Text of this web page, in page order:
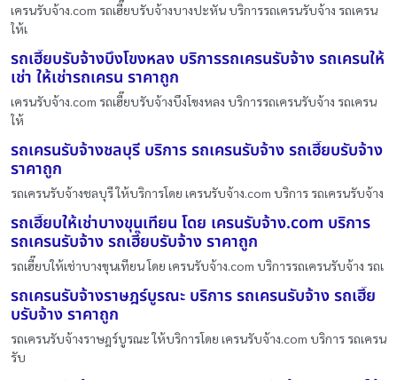
เครนรับจ้าง.com รถเฮี๊ยบรับจ้างบางปะหัน บริการรถเครนรับจ้าง รถเครน
ให้เ
รถเฮี๊ยบรับจ้างบึงโขงหลง บริการรถเครนรับจ้าง รถเครนให้
เช่า ให้เช่ารถเครน ราคาถูก
เครนรับจ้าง.com รถเฮี๊ยบรับจ้างบึงโขงหลง บริการรถเครนรับจ้าง รถเครน
ให้
รถเครนรับจ้างชลบุรี บริการ รถเครนรับจ้าง รถเฮี๊ยบรับจ้าง
ราคาถูก
รถเครนรับจ้างชลบุรี ให้บริการโดย เครนรับจ้าง.com บริการ รถเครนรับจ้าง
รถเฮี๊ยบให้เช่าบางขุนเทียน โดย เครนรับจ้าง.com บริการ
รถเครนรับจ้าง รถเฮี๊ยบรับจ้าง ราคาถูก
รถเฮี๊ยบให้เช่าบางขุนเทียน โดย เครนรับจ้าง.com บริการรถเครนรับจ้าง รถเ
รถเครนรับจ้างราษฎร์บูรณะ บริการ รถเครนรับจ้าง รถเฮี๊ย
บรับจ้าง ราคาถูก
รถเครนรับจ้างราษฎร์บูรณะ ให้บริการโดย เครนรับจ้าง.com บริการ รถเครน
รับ